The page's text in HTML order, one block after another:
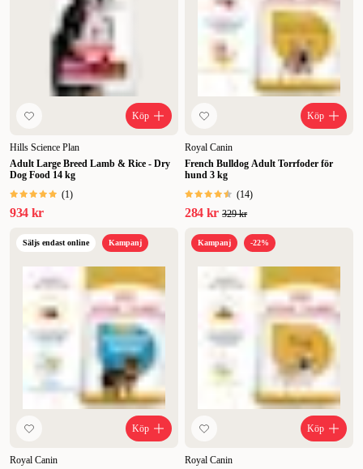
Köp
Hills Science Plan
Adult Large Breed Lamb & Rice - Dry
Dog Food 14 kg
(1)
934 kr
Köp
Royal Canin
French Bulldog Adult Torrfoder för
hund 3 kg
(14)
284 kr 329 kr
Säljs endast online Kampanj
Köp
Royal Canin
Kampanj -22%
Köp
Royal Canin